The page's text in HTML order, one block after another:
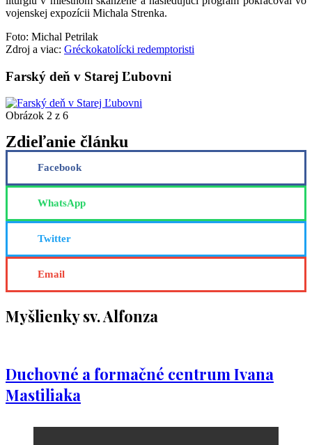
vojenskej expozícii Michala Strenka.
Foto: Michal Petrilak
Zdroj a viac: Gréckokatolícki redemptoristi
Farský deň v Starej Ľubovni
Obrázok 2 z 6
Zdieľanie článku
Facebook
WhatsApp
Twitter
Email
Myšlienky sv. Alfonza
Duchovné a formačné centrum Ivana
Mastiliaka